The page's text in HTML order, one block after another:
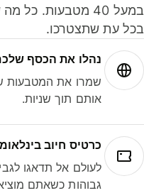
במעל 40 מטבעות. כל
עת שתצטרכו.
נהלו את הכסף שלכם
שמרו את המטבעות
אותם תוך שניות.
כרטיס חיוב בינלאומי
לעולם אל תדאגו לגבי
גבוהות כשאתם